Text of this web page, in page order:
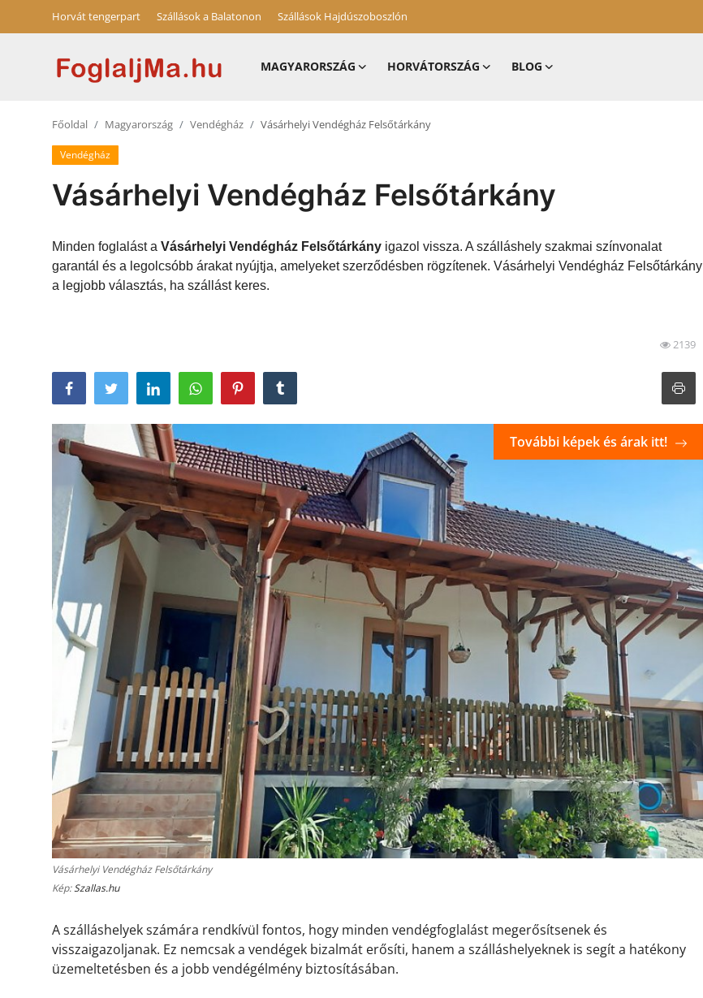
Horvát tengerpart Szállások a Balatonon Szállások Hajdúszoboszlón
MAGYARORSZÁG HORVÁTORSZÁG BLOG
Szállások a Balatonon
Szállások Hajdúszoboszlón
Főoldal Magyarország Vendégház Vásárhelyi Vendégház Felsőtárkány
Vendégház
Vásárhelyi Vendégház Felsőtárkány
Minden foglalást a Vásárhelyi Vendégház Felsőtárkány igazol vissza. A szálláshely szakmai színvonalat
garantál és a legolcsóbb árakat nyújtja, amelyeket szerződésben rögzítenek. Vásárhelyi Vendégház Felsőtárkány
a legjobb választás, ha szállást keres.
2139
Vásárhelyi Vendégház Felsőtárkány
Kép:Szallas.hu
További képek és árak itt!
A szálláshelyek számára rendkívül fontos, hogy minden vendégfoglalást megerősítsenek és
visszaigazoljanak. Ez nemcsak a vendégek bizalmát erősíti, hanem a szálláshelyeknek is segít a hatékony
üzemeltetésben és a jobb vendégélmény biztosításában.